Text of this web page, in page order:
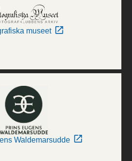
museet
Waldemarsudde